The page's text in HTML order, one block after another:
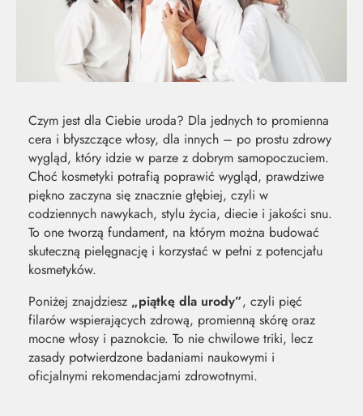
MOC Z
NATURY
Czym jest dla Ciebie uroda? Dla jednych to promienna
cera i błyszczące włosy, dla innych – po prostu zdrowy
wygląd, który idzie w parze z dobrym samopoczuciem.
Choć kosmetyki potrafią poprawić wygląd, prawdziwe
piękno zaczyna się znacznie głębiej, czyli w
codziennych nawykach, stylu życia, diecie i jakości snu.
To one tworzą fundament, na którym można budować
skuteczną pielęgnację i korzystać w pełni z potencjału
kosmetyków.
Poniżej znajdziesz „piątkę dla urody”, czyli pięć
filarów wspierających zdrową, promienną skórę oraz
mocne włosy i paznokcie. To nie chwilowe triki, lecz
zasady potwierdzone badaniami naukowymi i
oficjalnymi rekomendacjami zdrowotnymi.